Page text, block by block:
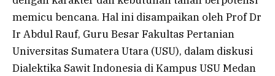
memicu bencana. Hal ini disampaikan oleh Prof Dr
Ir Abdul Rauf, Guru Besar Fakultas Pertanian
Universitas Sumatera Utara (USU), dalam diskusi
Dialektika Sawit Indonesia di Kampus USU Medan